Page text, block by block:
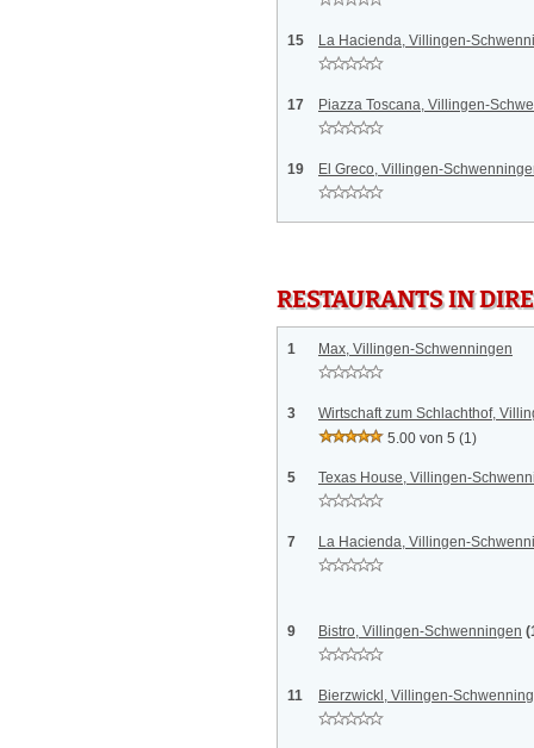
15 La Hacienda, Villingen-
17 Piazza Toscana, Villingen-
19 El Greco, Villingen-
RESTAURANTS IN
1 Max, Villingen-Schwenningen
3
Wirtschaft zum Schlachthof,
5.00 von 5 (1)
5 Texas House, Villingen-
7 La Hacienda, Villingen-
9 Bistro, Villingen-Schwenningen
11 Bierzwickl, Villingen-